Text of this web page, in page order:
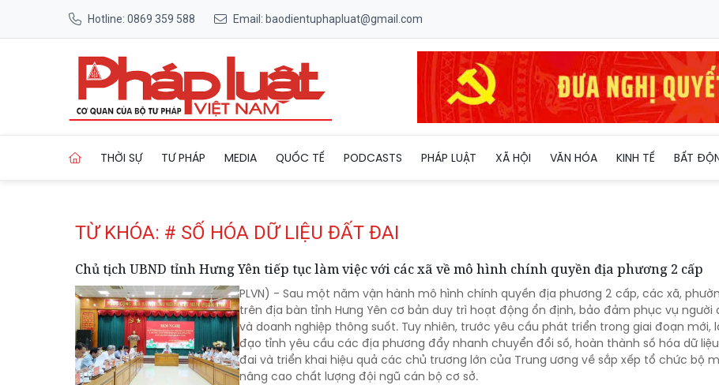
Hotline: 0869 359 588 Email: baodientuphapluat@gmail.com
THỜI SỰ TƯ PHÁP MEDIA QUỐC TẾ PODCASTS PHÁP LUẬT XÃ HỘI VĂN HÓA KINH TẾ BẤT
TỪ KHÓA: # SỐ HÓA DỮ LIỆU ĐẤT ĐAI
Chủ tịch UBND tỉnh Hưng Yên tiếp tục làm việc với các xã về mô hình chính quyền địa phương 2 cấp
PLVN) - Sau một năm vận hành mô hình chính quyền địa phương 2 cấp, các xã,
trên địa bàn tỉnh Hưng Yên cơ bản duy trì hoạt động ổn định, bảo đảm phục vụ người
và doanh nghiệp thông suốt. Tuy nhiên, trước yêu cầu phát triển trong giai đoạn mới,
đạo tỉnh yêu cầu các địa phương đẩy nhanh chuyển đổi số, hoàn thành số hóa dữ
đai và triển khai hiệu quả các chủ trương lớn của Trung ương về sắp xếp tổ chức bộ
nâng cao chất lượng đội ngũ cán bộ cơ sở.